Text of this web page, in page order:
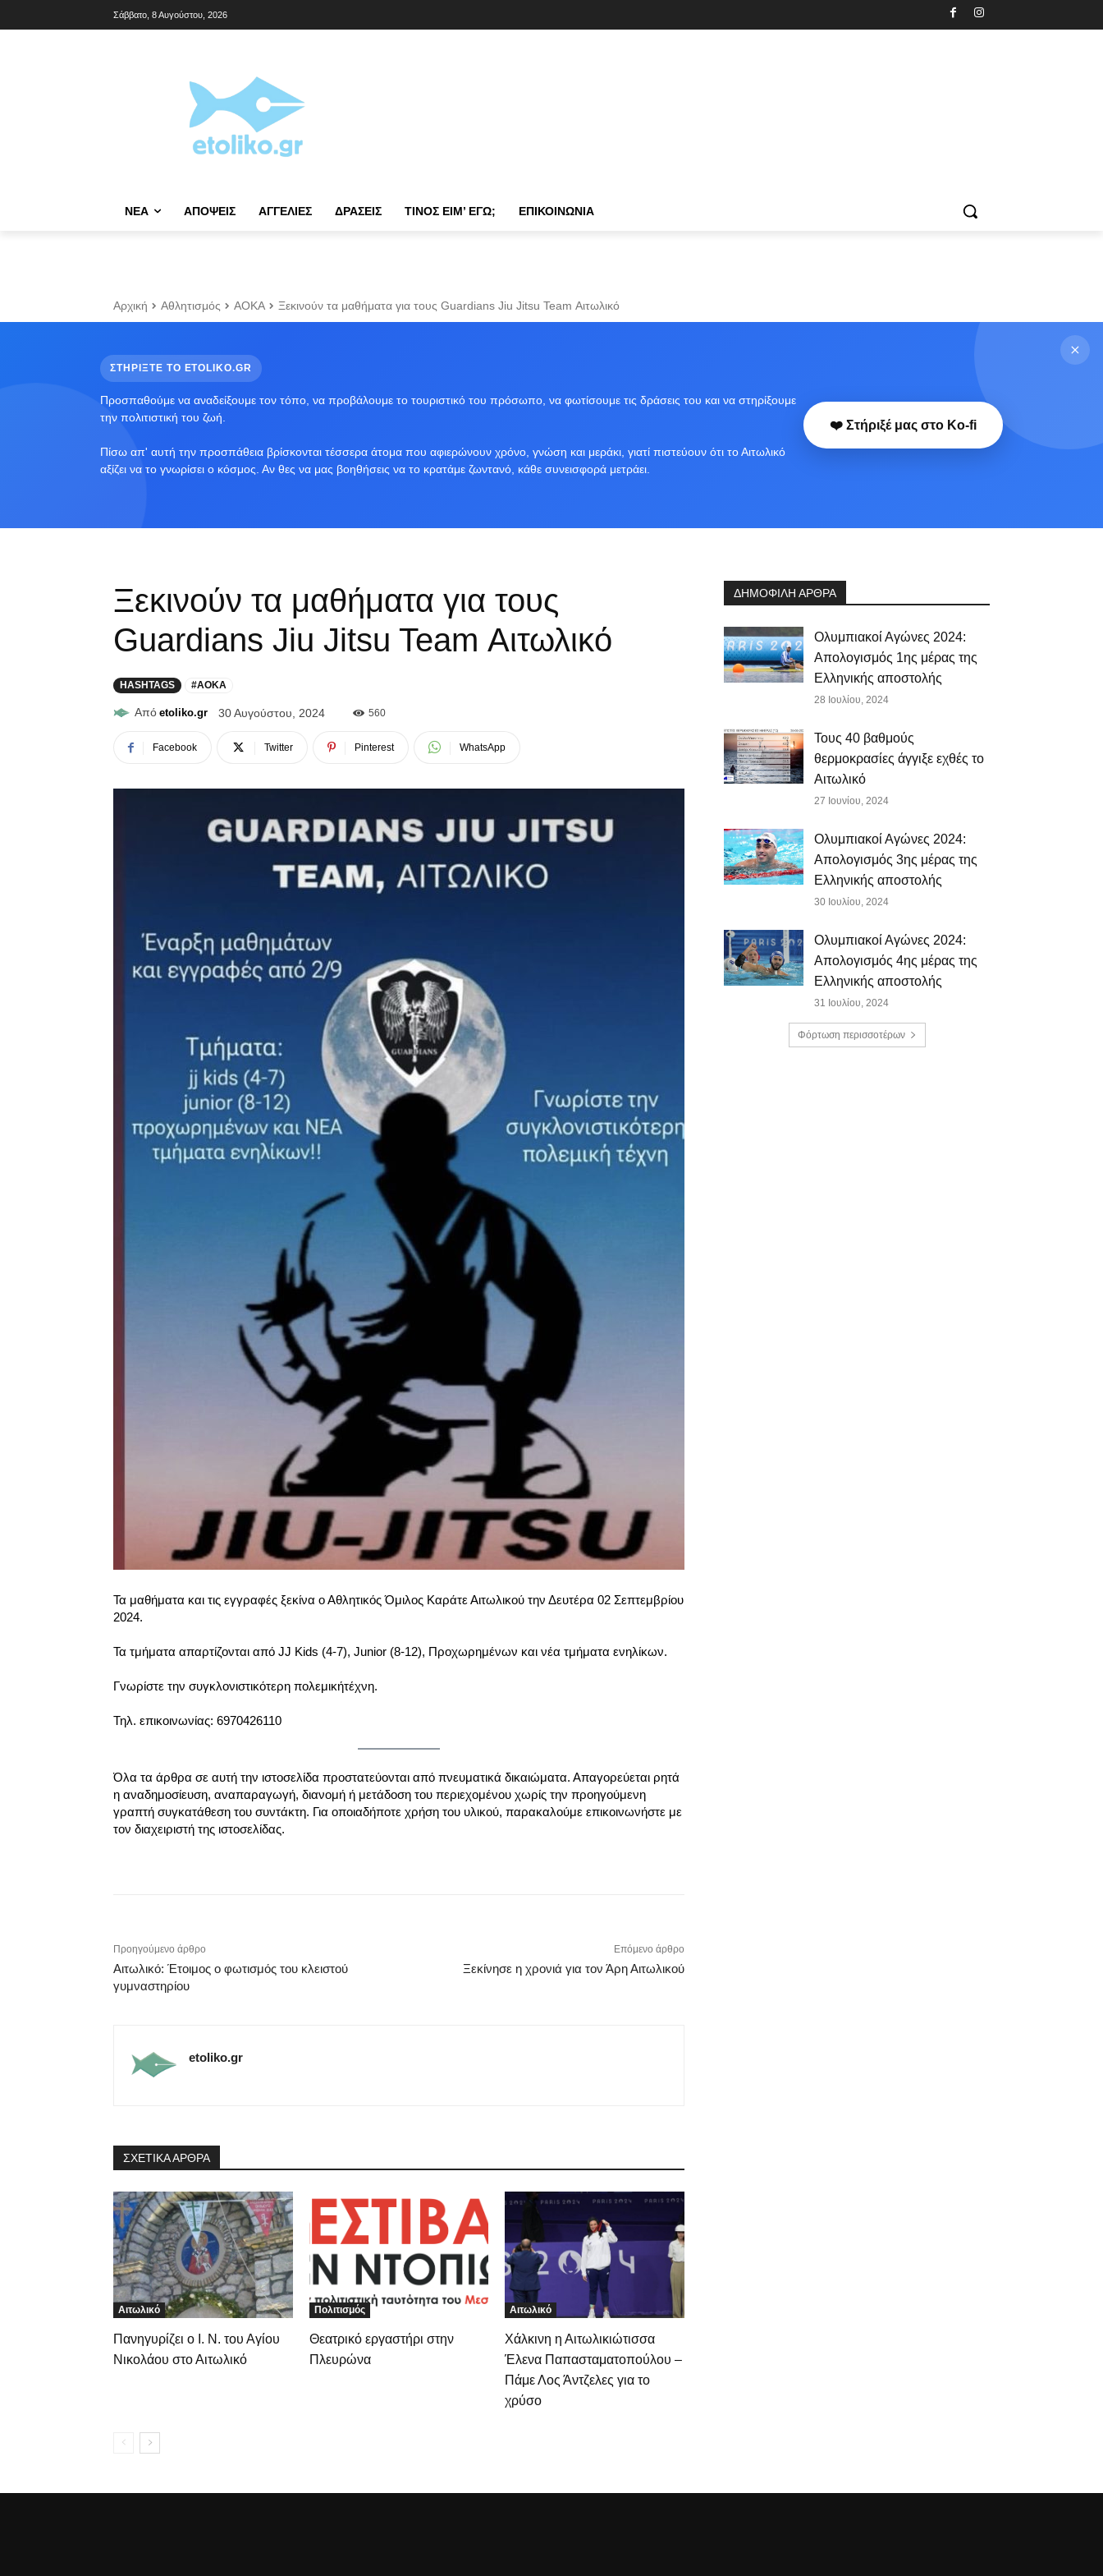
Σάββατο, 8 Αυγούστου, 2026
NΈΑ ΑΠΌΨΕΙΣ ΑΓΓΕΛΊΕΣ ΔΡΆΣΕΙΣ ΤΊΝΟΣ ΕΊΜ’ ΕΓΏ; ΕΠΙΚΟΙΝΩΝΊΑ
Αρχική Αθλητισμός ΑΟΚΑ Ξεκινούν τα μαθήματα για τους Guardians Jiu Jitsu Team Αιτωλικό
ΣΤΗΡΙΞΤΕ ΤΟ ETOLIKO.GR
Προσπαθούμε να αναδείξουμε τον τόπο, να προβάλουμε το τουριστικό του πρόσωπο, να φωτίσουμε τις δράσεις του και να στηρίξουμε
την πολιτιστική του ζωή.
Πίσω απ' αυτή την προσπάθεια βρίσκονται τέσσερα άτομα που αφιερώνουν χρόνο, γνώση και μεράκι, γιατί πιστεύουν ότι το Αιτωλικό
αξίζει να το γνωρίσει ο κόσμος. Αν θες να μας βοηθήσεις να το κρατάμε ζωντανό, κάθε συνεισφορά μετράει.
❤️ Στήριξέ μας στο Ko-fi
Ξεκινούν τα μαθήματα για τους
Guardians Jiu Jitsu Team Αιτωλικό
HASHTAGS #AOKA
Από etoliko.gr 30 Αυγούστου, 2024 560
Facebook Twitter Pinterest WhatsApp
Τα μαθήματα και τις εγγραφές ξεκίνα ο Αθλητικός Όμιλος Καράτε Αιτωλικού την Δευτέρα 02 Σεπτεμβρίου
2024.
Τα τμήματα απαρτίζονται από JJ Kids (4-7), Junior (8-12), Προχωρημένων και νέα τμήματα ενηλίκων.
Γνωρίστε την συγκλονιστικότερη πολεμικήτέχνη.
Τηλ. επικοινωνίας: 6970426110
Όλα τα άρθρα σε αυτή την ιστοσελίδα προστατεύονται από πνευματικά δικαιώματα. Απαγορεύεται ρητά
η αναδημοσίευση, αναπαραγωγή, διανομή ή μετάδοση του περιεχομένου χωρίς την προηγούμενη
γραπτή συγκατάθεση του συντάκτη. Για οποιαδήποτε χρήση του υλικού, παρακαλούμε επικοινωνήστε με
τον διαχειριστή της ιστοσελίδας.
Προηγούμενο άρθρο
Αιτωλικό: Έτοιμος ο φωτισμός του κλειστού
γυμναστηρίου
Επόμενο άρθρο
Ξεκίνησε η χρονιά για τον Άρη Αιτωλικού
etoliko.gr
ΣΧΕΤΙΚΑ ΑΡΘΡΑ
Αιτωλικό
Πανηγυρίζει ο Ι. Ν. του Αγίου
Νικολάου στο Αιτωλικό
Πολιτισμός
Θεατρικό εργαστήρι στην
Πλευρώνα
Αιτωλικό
Χάλκινη η Αιτωλικιώτισσα
Έλενα Παπασταματοπούλου –
Πάμε Λος Άντζελες για το
χρύσο
ΔΗΜΟΦΙΛΗ ΑΡΘΡΑ
Ολυμπιακοί Αγώνες 2024:
Απολογισμός 1ης μέρας της
Ελληνικής αποστολής
28 Ιουλίου, 2024
Τους 40 βαθμούς
θερμοκρασίες άγγιξε εχθές το
Αιτωλικό
27 Ιουνίου, 2024
Ολυμπιακοί Αγώνες 2024:
Απολογισμός 3ης μέρας της
Ελληνικής αποστολής
30 Ιουλίου, 2024
Ολυμπιακοί Αγώνες 2024:
Απολογισμός 4ης μέρας της
Ελληνικής αποστολής
31 Ιουλίου, 2024
Φόρτωση περισσοτέρων